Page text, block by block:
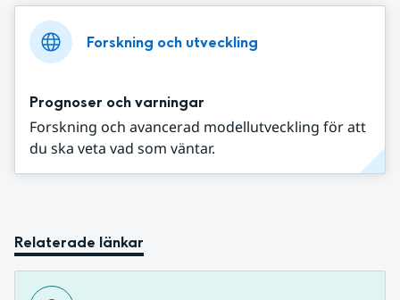
Forskning och utveckling
Prognoser och varningar
Forskning och avancerad modellutveckling för att
du ska veta vad som väntar.
Relaterade länkar